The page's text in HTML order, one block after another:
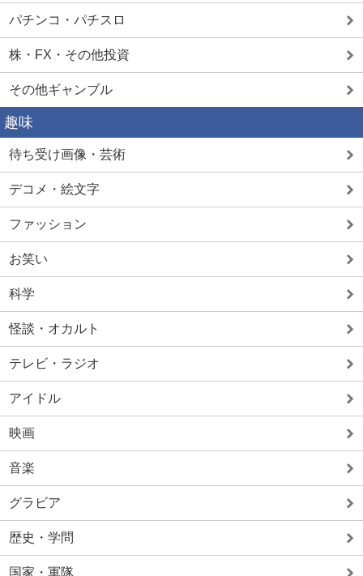
パチンコ・パチスロ
株・FX・その他投資
その他ギャンブル
趣味
待ち受け画像・芸術
デコメ・絵文字
ファッション
お笑い
科学
怪談・オカルト
テレビ・ラジオ
アイドル
映画
音楽
グラビア
歴史・学問
国家・軍隊